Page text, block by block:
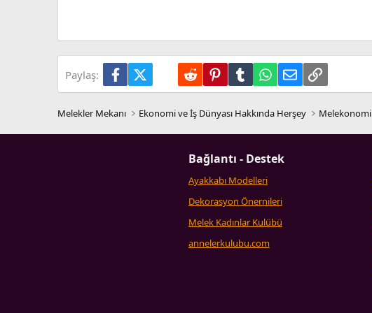
Paylaş: FacebookX (Twitter)LinkedIn
Reddit PinterestTumblrWhatsApp
E-postaLink
Melekler Mekanı Ekonomi ve İş Dünyası Hakkında Herşey Melekonomi
Bağlantı - Destek
Ayakkabı Modelleri
Dekorasyon Önernileri
Melek Kadınlar Kulübü
annelerkulubu.com